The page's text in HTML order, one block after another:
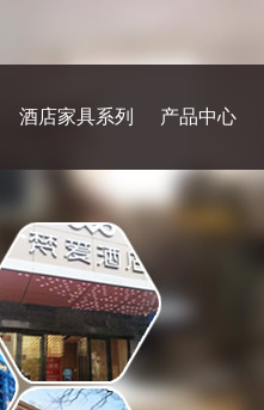
酒店家具系列 产品中心